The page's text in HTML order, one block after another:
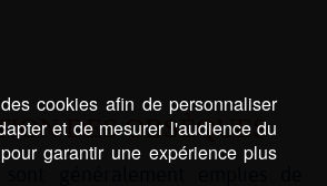
DES OBSÈQUES
sont généralement emplies de
cookies afin de personnaliser
et de mesurer l'audience du
garantir une expérience plus